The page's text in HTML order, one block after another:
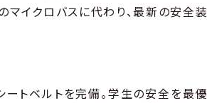
イクロバスに代わり、最新の安全装
トベルトを完備。学生の安全を最優